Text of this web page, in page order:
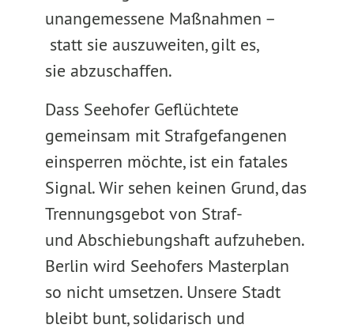
unangemessene Maßnahmen –
statt sie auszuweiten, gilt es,
sie abzuschaffen.
Dass Seehofer Geflüchtete
gemeinsam mit Strafgefangenen
einsperren möchte, ist ein fatales
Signal. Wir sehen keinen Grund, das
Trennungsgebot von Straf-
und Abschiebungshaft aufzuheben.
Berlin wird Seehofers Masterplan
so nicht umsetzen. Unsere Stadt
bleibt bunt, solidarisch und